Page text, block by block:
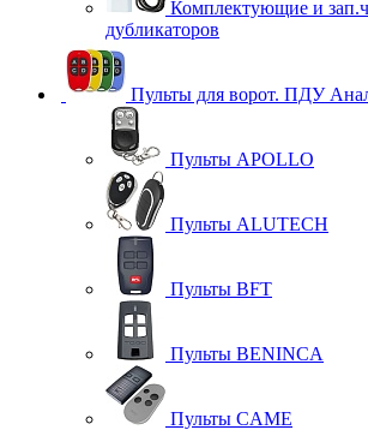
Комплектующие и
дубликаторов
Пульты для ворот. ПДУ
Пульты APOLLO
Пульты ALUTECH
Пульты BFT
Пульты BENINCA
Пульты CAME